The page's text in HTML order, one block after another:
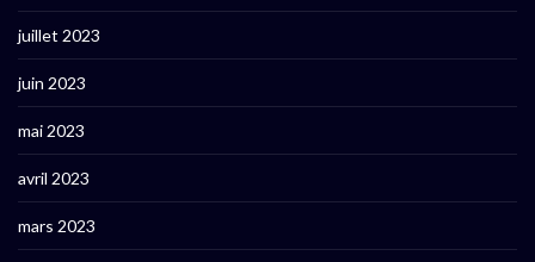
juillet 2023
juin 2023
mai 2023
avril 2023
mars 2023